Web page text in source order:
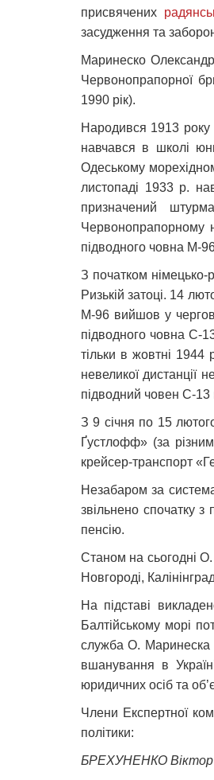
присвячених
засудження та
Маринеско
Червонопрапорної
1990 рік).
Народився 1913 року
навчався в школі
Одеському
листопаді 1933 р.
призначений
Червонопрапорному
підводного човна М-
З початком німецько-
Ризькій затоці. 14
М-96 вийшов у
підводного човна С-
тільки в жовтні
невеликої дистанції
підводний човен С-
З 9 січня по 15
Ґустлофф» (за
крейсер-транспорт
Незабаром за
звільнено спочатку
пенсію.
Станом на сьогодні
Новгороді,
На підставі
Балтійському морі
служба О. Маринеска
вшанування в
юридичних осіб та
Члени Експертної
політики:
БРЕХУНЕНКО Віктор